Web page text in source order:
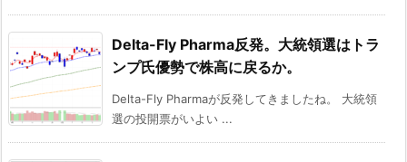
Delta-Fly Pharma反発。大統領選はトラ
ンプ氏優勢で株高に戻るか。
Delta-Fly Pharmaが反発してきましたね。 大統領
選の投開票がいよい ...